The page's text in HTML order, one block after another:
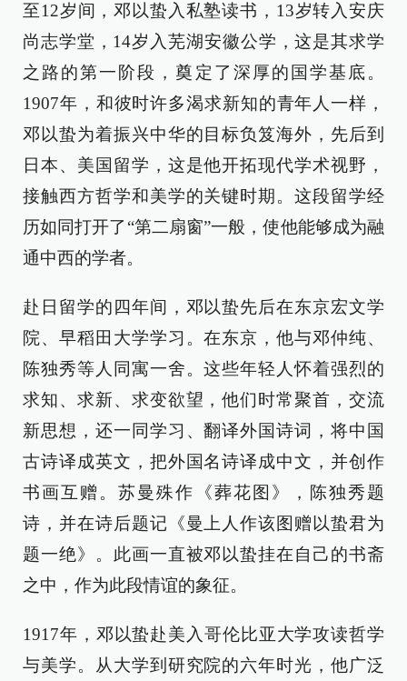
至12岁间，邓以蛰入私塾读书，13岁转入安庆
尚志学堂，14岁入芜湖安徽公学，这是其求学
之路的第一阶段，奠定了深厚的国学基底。
1907年，和彼时许多渴求新知的青年人一样，
邓以蛰为着振兴中华的目标负笈海外，先后到
日本、美国留学，这是他开拓现代学术视野，
接触西方哲学和美学的关键时期。这段留学经
历如同打开了“第二扇窗”一般，使他能够成为融
通中西的学者。
赴日留学的四年间，邓以蛰先后在东京宏文学
院、早稻田大学学习。在东京，他与邓仲纯、
陈独秀等人同寓一舍。这些年轻人怀着强烈的
求知、求新、求变欲望，他们时常聚首，交流
新思想，还一同学习、翻译外国诗词，将中国
古诗译成英文，把外国名诗译成中文，并创作
书画互赠。苏曼殊作《葬花图》，陈独秀题
诗，并在诗后题记《曼上人作该图赠以蛰君为
题一绝》。此画一直被邓以蛰挂在自己的书斋
之中，作为此段情谊的象征。
1917年，邓以蛰赴美入哥伦比亚大学攻读哲学
与美学。从大学到研究院的六年时光，他广泛